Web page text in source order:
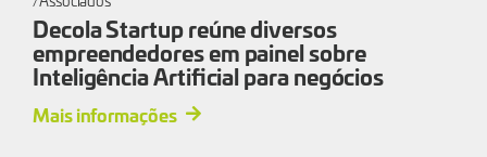
Decola Startup reúne diversos
empreendedores em painel sobre
Inteligência Artificial para negócios
Mais informações